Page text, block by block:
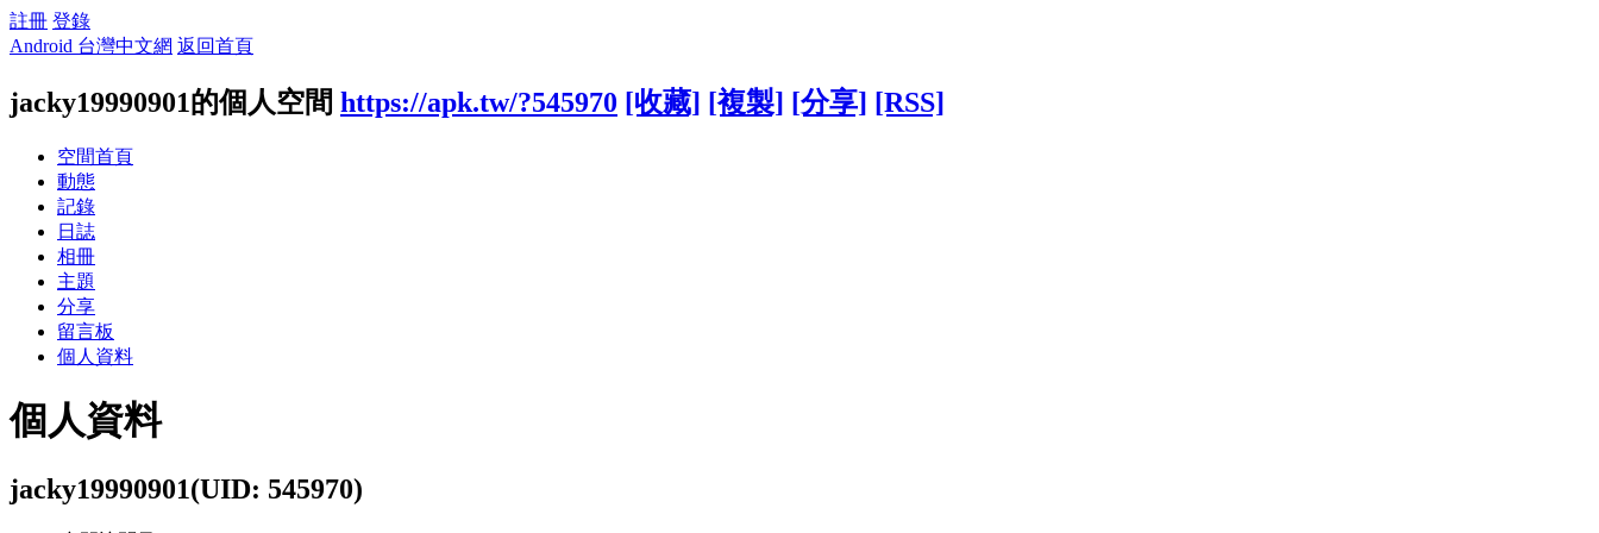
註冊 登錄
Android 台灣中文網 返回首頁
jacky19990901的個人空間 https://apk.tw/?545970 [收藏] [複製] [分享] [RSS]
空間首頁
動態
記錄
日誌
相冊
主題
分享
留言板
個人資料
個人資料
jacky19990901(UID: 545970)